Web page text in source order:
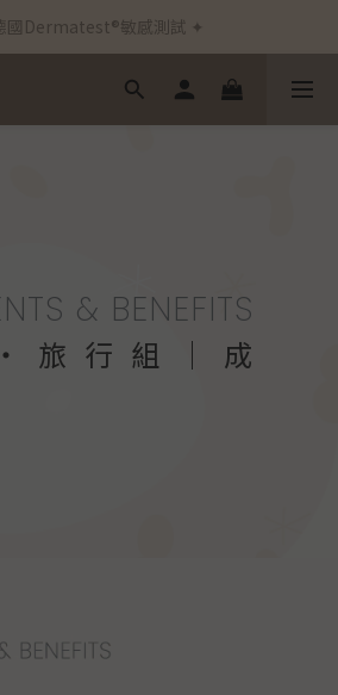
客首筆訂單免運費 ✦
國Dermatest®敏感測試 ✦
客首筆訂單免運費 ✦
& BENEFITS
旅行組｜成